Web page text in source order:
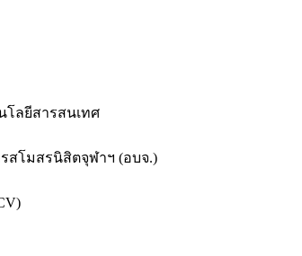
โลยีสารสนเทศ
สโมสรนิสิตจุฬาฯ (อบจ.)